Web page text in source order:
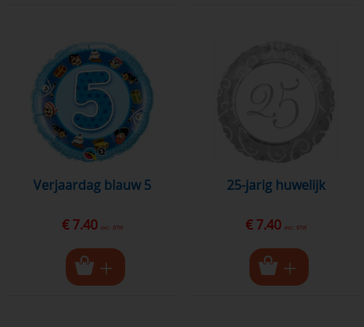
Verjaardag blauw 5
€ 7.40 excl. BTW
25-jarig huwelijk
€ 7.40 excl. BTW